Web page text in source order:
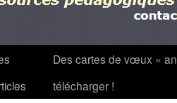
Des cartes de vœux «
télécharger !